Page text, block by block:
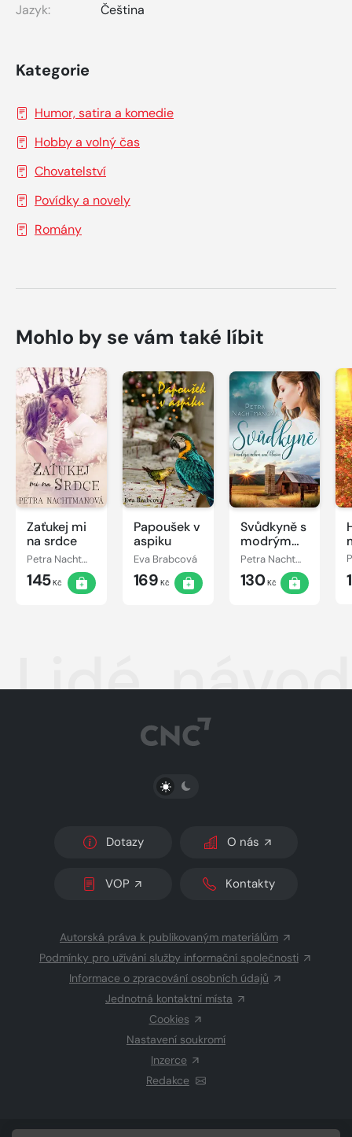
Jazyk:
Čeština
Kategorie
Humor, satira a komedie
Hobby a volný čas
Chovatelství
Povídky a novely
Romány
Mohlo by se vám také líbit
Zaťukej mi
na srdce
Petra Nachtmanová
145Kč
Papoušek v
aspiku
Eva Brabcová
169 Kč
Svůdkyně s
modrým
nebem nad
hlavou
Petra Nachtmanová
130Kč
Lidé,
PŘEPNOUT SVĚTLÝ/TMAVÝ REŽIM
Dotazy O nás
VOP Kontakty
Autorská práva k publikovaným materiálům
Podmínky pro užívání služby informační společnosti
Informace o zpracování osobních údajů
Jednotná kontaktní místa
Cookies
Nastavení soukromí
Inzerce
Redakce